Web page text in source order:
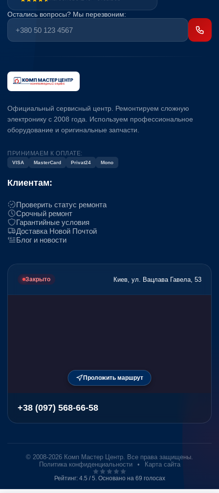
Остались вопросы? Мы перезвоним:
Официальный сервисный центр. Ремонтируем сложную
электронику с 2008 года. Используем профессиональное
оборудование и оригинальные запчасти.
ПРИНИМАЕМ К ОПЛАТЕ:
VISA MasterCard Privat24 Mono
Клиентам:
Проверить статус ремонта
Срочный ремонт
Гарантийные условия
Доставка Новой Почтой
Блог и новости
Закрыто Киев, ул. Вацлава Гавела, 53
Проложить маршрут
+38 (097) 568-66-58
© 2008-2026 Комп Мастер Центр. Все права защищены.
Политика конфиденциальности
• Карта сайта
Рейтинг: 4.5 / 5. Основано на 69 голосах